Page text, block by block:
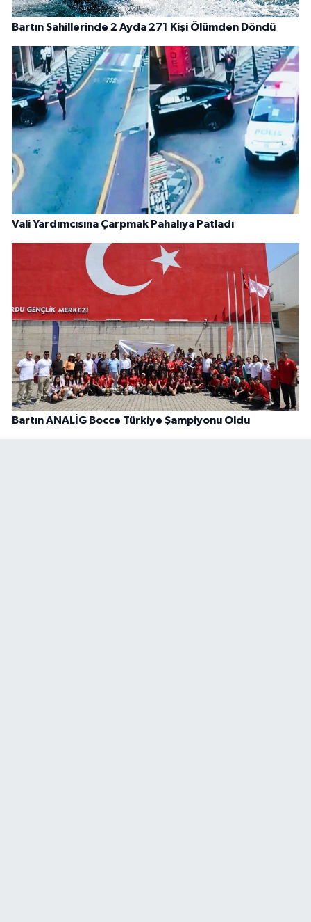
Bartın Sahillerinde 2 Ayda 271 Kişi Ölümden Döndü
Vali Yardımcısına Çarpmak Pahalıya Patladı
Bartın ANALİG Bocce Türkiye Şampiyonu Oldu